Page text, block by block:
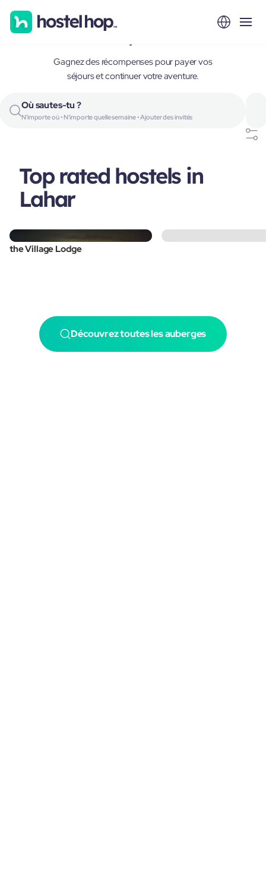
Lahar, India
Gagnez des récompenses pour payer vos
séjours et continuer votre aventure.
Où sautes-tu ?
N'importe où • N'importe quelle semaine • Ajouter des invités
Top rated hostels in
Lahar
the Village Lodge
Découvrez toutes les auberges